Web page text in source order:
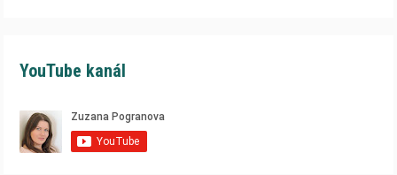
YouTube kanál